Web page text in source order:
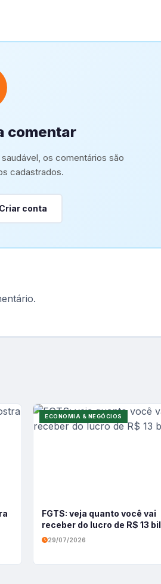
comentar
os comentários são
cadastrados.
Criar conta
ECONOMIA & NEGÓCIOS
FGTS: veja quanto você vai
receber do lucro de R$ 13
29/07/2026